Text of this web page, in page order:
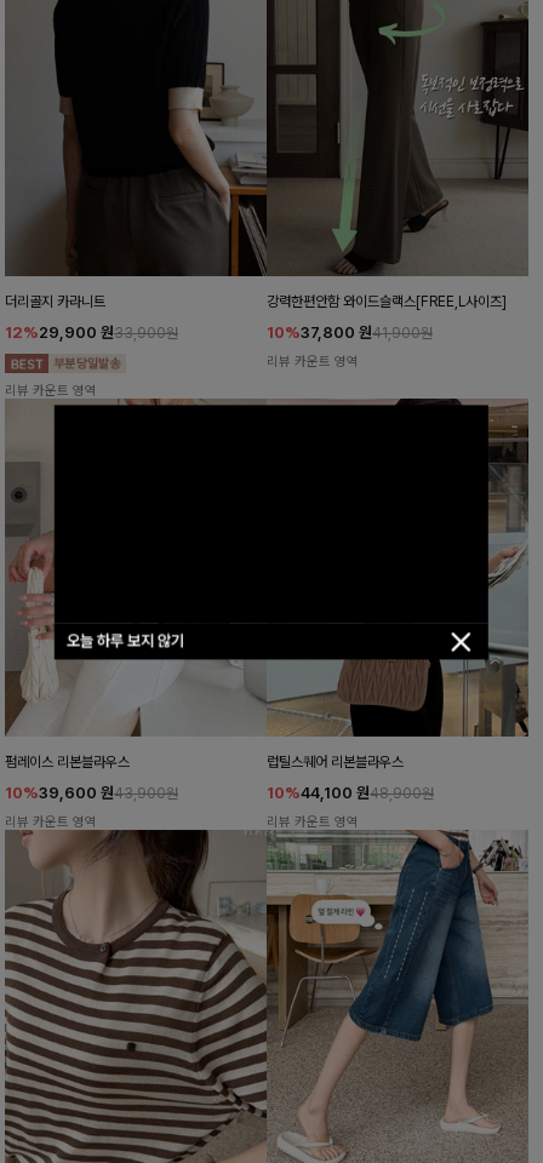
오늘 하루 보지 않기
더리골지 카라니트
12%29,900 원33,900원
리뷰 카운트 영역
강력한편안함 와이드슬랙스[FREE,L사이즈]
10%37,800 원41,900원
리뷰 카운트 영역
펌레이스 리본블라우스
10%39,600 원43,900원
리뷰 카운트 영역
럽틸스퀘어 리본블라우스
10%44,100 원48,900원
리뷰 카운트 영역